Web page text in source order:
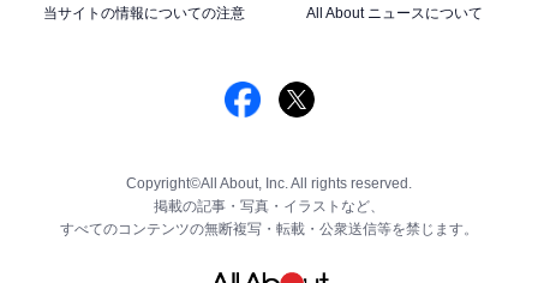
当サイトの情報についての注意
All About ニュースについて
Copyright©All About, Inc. All rights reserved.
掲載の記事・写真・イラストなど、
すべてのコンテンツの無断複写・転載・公衆送信等を禁じます。